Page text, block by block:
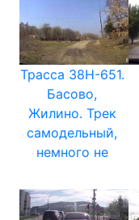
Трасса 38Н-651.
Басово,
Жилино. Трек
самодельный,
немного не